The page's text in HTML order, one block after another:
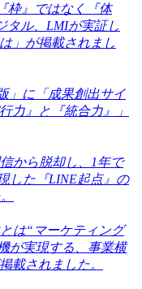
枠』ではなく『体
タル、LMIが実証し
」が掲載されまし
」に「成果創出サイ
力』と『統合力』」
から脱却し、1年で
した『LINE起点』の
は“マーケティング
が実現する、事業横
載されました。